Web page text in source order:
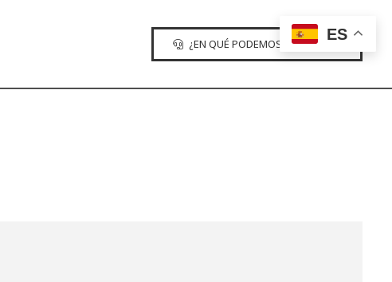
¿EN QUÉ PODEMOS AYUDARTE?
ES